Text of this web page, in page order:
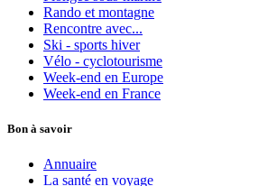
Rando et montagne
Rencontre avec...
Ski - sports hiver
Vélo - cyclotourisme
Week-end en Europe
Week-end en France
Bon à savoir
Annuaire
La santé en voyage